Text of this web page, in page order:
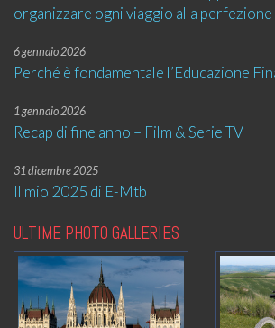
organizzare ogni viaggio alla perfezione
6 gennaio 2026
Perché è fondamentale l’Educazione
1 gennaio 2026
Recap di fine anno – Film & Serie TV
31 dicembre 2025
Il mio 2025 di E-Mtb
ULTIME PHOTO GALLERIES